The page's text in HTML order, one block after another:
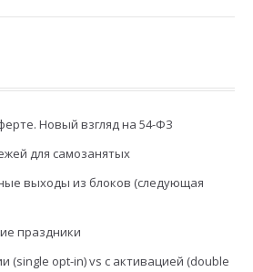
Новый взгляд на 54-ФЗ
для самозанятых
выходы из блоков (следующая
праздники
(single opt-in) vs с активацией (double